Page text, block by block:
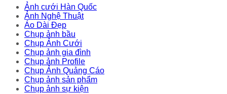
Ảnh cưới Hàn Quốc
Ảnh Nghệ Thuật
Áo Dài Đẹp
Chụp ảnh bầu
Chụp Ảnh Cưới
Chụp ảnh gia đình
Chụp ảnh Profile
Chụp Ảnh Quảng Cáo
Chụp ảnh sản phẩm
Chụp ảnh sự kiện